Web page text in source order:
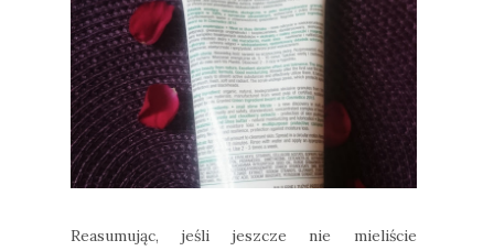
Reasumując, jeśli jeszcze nie mieliście